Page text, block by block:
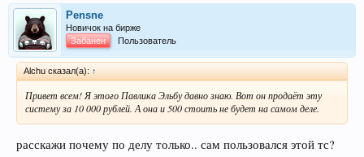
Pensne
Новичок на бирже
Забанен
Пользователь
Alchu сказал(а): ↑
Привет всем! Я этого Павлика Эльбу давно знаю. Вот он продаёт эту
систему за 10 000 рублей. А она и 500 стоить не будет на самом деле.
расскажи почему по делу только.. сам пользовался этой тс?